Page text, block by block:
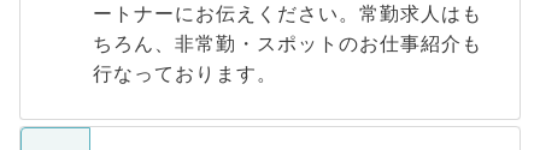
ートナーにお伝えください。常勤求人はも
ちろん、非常勤・スポットのお仕事紹介も
行なっております。